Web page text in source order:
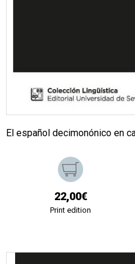
El español decimonónico en
22,00€
Print edition